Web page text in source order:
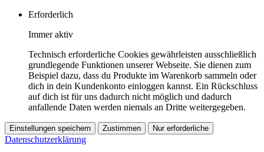
Erforderlich
Immer aktiv
Technisch erforderliche Cookies gewährleisten ausschließlich
grundlegende Funktionen unserer Webseite. Sie dienen zum
Beispiel dazu, dass du Produkte im Warenkorb sammeln oder
dich in dein Kundenkonto einloggen kannst. Ein Rückschluss
auf dich ist für uns dadurch nicht möglich und dadurch
anfallende Daten werden niemals an Dritte weitergegeben.
Einstellungen speichern Zustimmen Nur erforderliche
Datenschutzerklärung